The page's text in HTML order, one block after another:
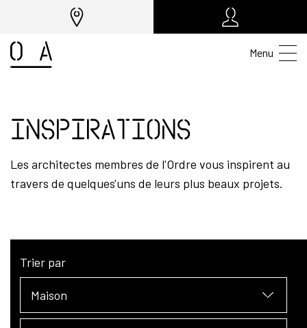
Menu
Inspirations
Les architectes membres de l'Ordre vous inspirent au
travers de quelques'uns de leurs plus beaux projets.
Trier par
Maison